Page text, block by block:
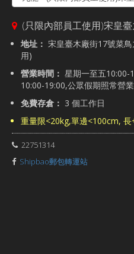
(只限內部員工使用)宋皇
地址： 宋皇臺木廠街17號菜
用)
營業時間： 星期一至五10:00-
10:00-19:00,公眾假期照常營業
免費存倉： 3 個工作日
重量限<20kg,單邊<100cm,
22751314
Shipbao郵包轉運站